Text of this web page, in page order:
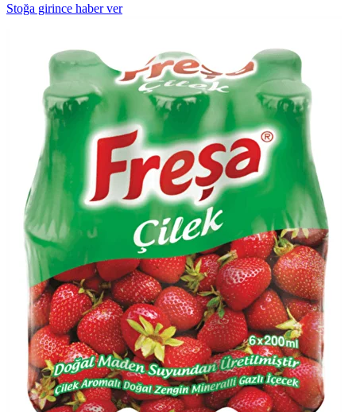
Stoğa girince haber ver